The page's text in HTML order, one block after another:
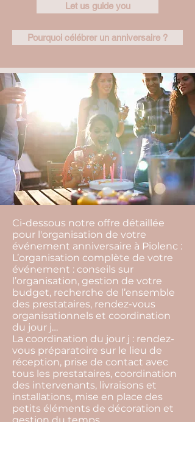
Let us guide you
Pourquoi célébrer un anniversaire ?
Ci-dessous notre offre détaillée
pour l'organisation de votre
événement anniversaire à Piolenc :
L’organisation complète de votre
événement : conseils sur
l’organisation, gestion de votre
budget, recherche de l’ensemble
des prestataires, rendez-vous
organisationnels et coordination
du jour j…
La coordination du jour j : rendez-
vous préparatoire sur le lieu de
réception, prise de contact avec
tous les prestataires, coordination
des intervenants, livraisons et
installations, mise en place des
petits éléments de décoration et
gestion du temps…